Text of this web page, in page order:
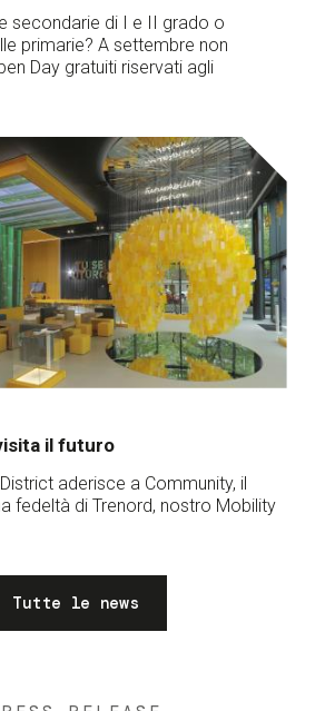
secondarie di I e II grado o
primarie? A settembre non
Day gratuiti riservati agli
il futuro
aderisce a Community, il
fedeltà di Trenord, nostro Mobility
Tutte le news